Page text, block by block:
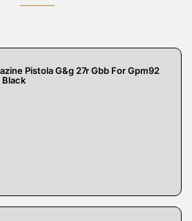
Pistola G&g 27r Gbb For Gpm92
Black